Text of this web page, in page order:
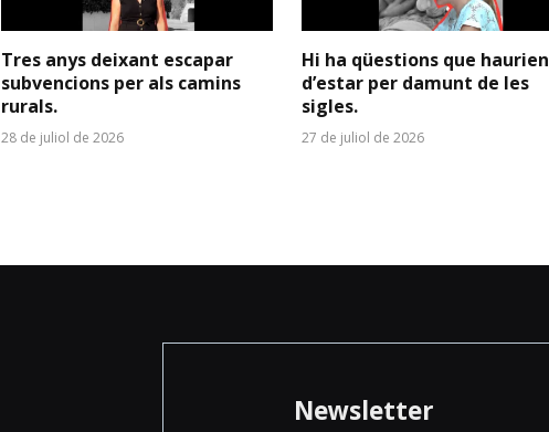
Tres anys deixant escapar
subvencions per als camins
rurals.
28 de juliol de 2026
Hi ha qüestions que haurien
d’estar per damunt de les
sigles.
27 de juliol de 2026
Newsletter